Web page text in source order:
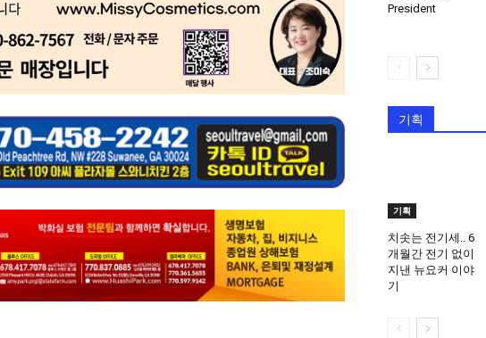
President
기획
기획
치솟는 전기세.. 6
개월간 전기 없이
지낸 뉴요커 이야
기